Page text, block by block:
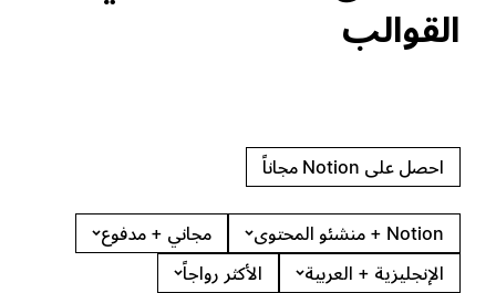
القوالب
احصل على Notion مجاناً
Notion + منشئو المحتوى
مجاني + مدفوع
الإنجليزية + العربية
الأكثر رواجاً